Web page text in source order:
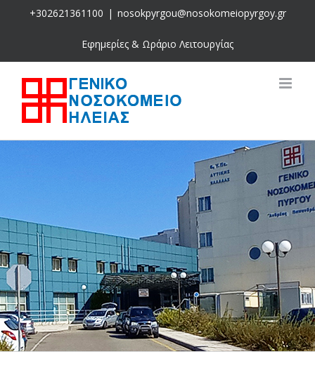
+302621361100 | nosokpyrgou@nosokomeiopyrgoy.gr
Εφημερίες & Ωράριο Λειτουργίας